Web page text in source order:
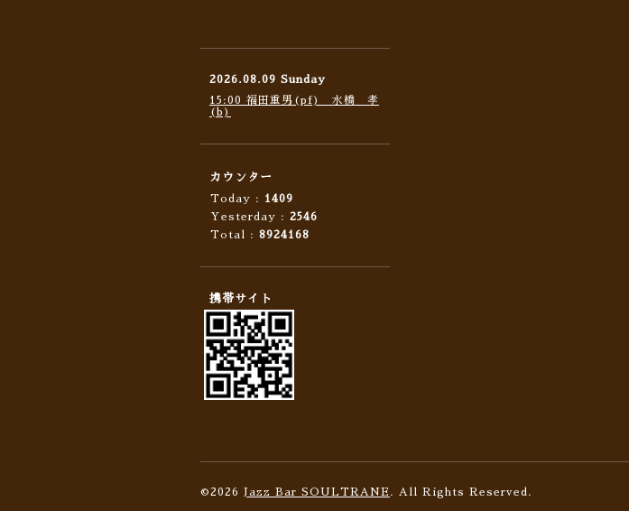
2026.08.09 Sunday
15:00 福田重男(pf) 水橋 孝
(b)
カウンター
Today : 1409
Yesterday : 2546
Total : 8924168
携帯サイト
©2026 Jazz Bar SOULTRANE . All Rights Reserved.